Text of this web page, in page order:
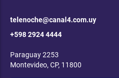
telenoche@canal4.com.uy
+598 2924 4444
Paraguay 2253
Montevideo, CP, 11800